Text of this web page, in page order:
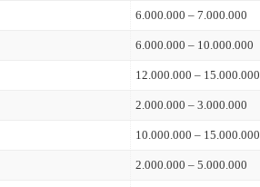
6.000.000 – 7.000.000
6.000.000 – 10.000.000
12.000.000 – 15.000.000
2.000.000 – 3.000.000
10.000.000 – 15.000.000
2.000.000 – 5.000.000